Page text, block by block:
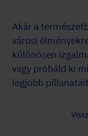
Akár a
városi
különösen
vagy próbáld ki
legjobb